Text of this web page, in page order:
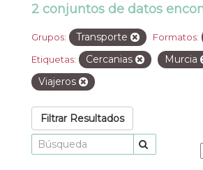
2 conjuntos de datos
Grupos: Transporte Formatos:
Etiquetas: Cercanias
Murcia
Viajeros
Filtrar Resultados